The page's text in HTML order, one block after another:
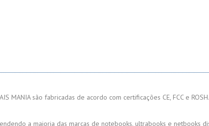
MANIA são fabricadas de acordo com certificações CE, FCC e
a maioria das marcas de notebooks, ultrabooks e netbooks